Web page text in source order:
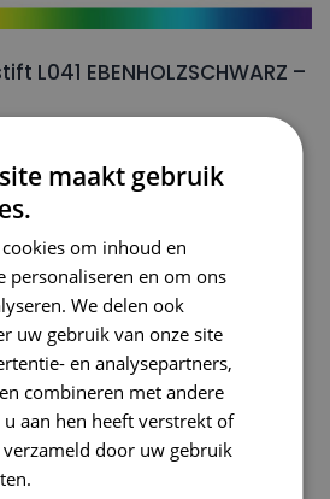
L041 EBENHOLZSCHWARZ –
maakt gebruik
om inhoud en
personaliseren en om ons
We delen ook
uw gebruik van onze site
en analysepartners,
combineren met andere
aan hen heeft verstrekt of
door uw gebruik